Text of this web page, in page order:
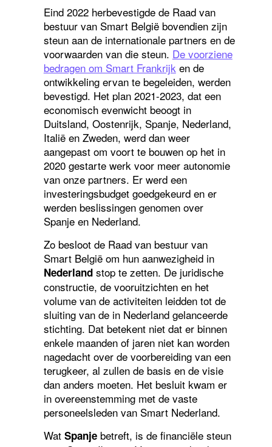
Eind 2022 herbevestigde de Raad van
bestuur van Smart België bovendien zijn
steun aan de internationale partners en de
voorwaarden van die steun. De voorziene
bedragen om Smart Frankrijken de
ontwikkeling ervan te begeleiden, werden
bevestigd. Het plan 2021-2023, dat een
economisch evenwicht beoogt in
Duitsland, Oostenrijk, Spanje, Nederland,
Italië en Zweden, werd dan weer
aangepast om voort te bouwen op het in
2020 gestarte werk voor meer autonomie
van onze partners. Er werd een
investeringsbudget goedgekeurd en er
werden beslissingen genomen over
Spanje en Nederland.
Zo besloot de Raad van bestuur van
Smart België om hun aanwezigheid in
Nederlandstop te zetten. De juridische
constructie, de vooruitzichten en het
volume van de activiteiten leidden tot de
sluiting van de in Nederland gelanceerde
stichting. Dat betekent niet dat er binnen
enkele maanden of jaren niet kan worden
nagedacht over de voorbereiding van een
terugkeer, al zullen de basis en de visie
dan anders moeten. Het besluit kwam er
in overeenstemming met de vaste
personeelsleden van Smart Nederland.
Wat Spanjebetreft, is de financiële steun